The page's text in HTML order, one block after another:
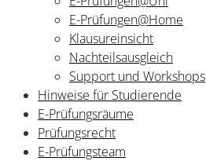
E-Prüfungen@Home
Klausureinsicht
Nachteilsausgleich
Support und Workshops
Hinweise für Studierende
E-Prüfungsräume
Prüfungsrecht
E-Prüfungsteam